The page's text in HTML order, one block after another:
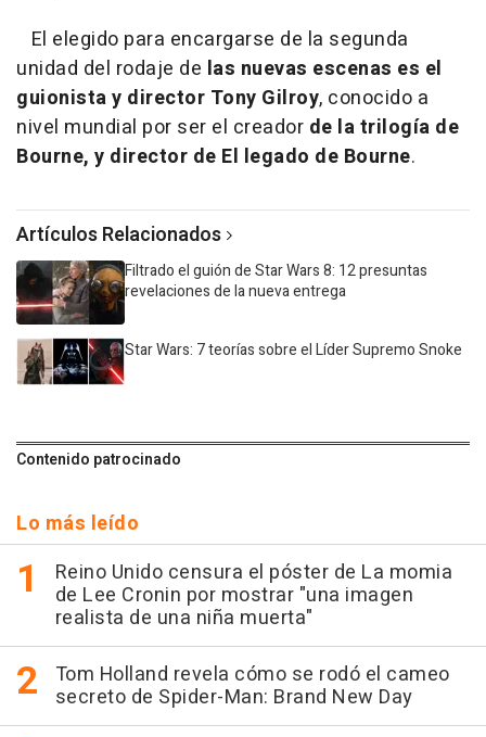
El elegido para encargarse de la segunda
unidad del rodaje de las nuevas escenas es el
guionista y director Tony Gilroy, conocido a
nivel mundial por ser el creador de la trilogía de
Bourne, y director de El legado de Bourne.
Artículos Relacionados
Filtrado el guión de Star Wars 8: 12 presuntas
revelaciones de la nueva entrega
Star Wars: 7 teorías sobre el Líder Supremo Snoke
Contenido patrocinado
Lo más leído
Reino Unido censura el póster de La momia
de Lee Cronin por mostrar "una imagen
realista de una niña muerta"
Tom Holland revela cómo se rodó el cameo
secreto de Spider-Man: Brand New Day